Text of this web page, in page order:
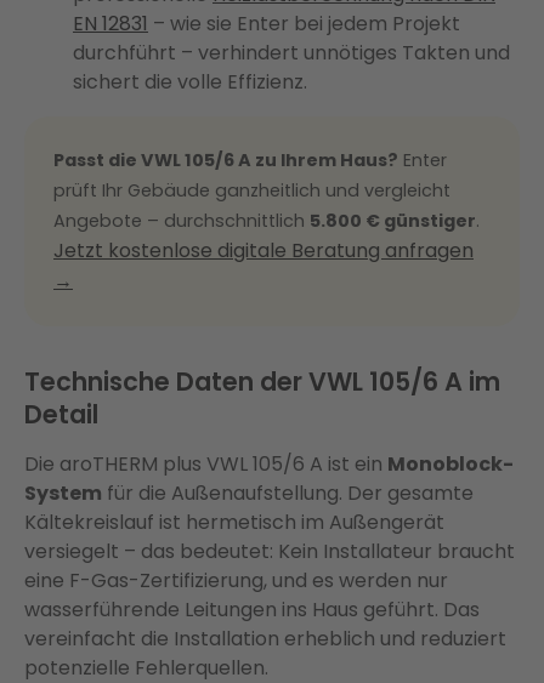
EN 12831 – wie sie Enter bei jedem Projekt
durchführt – verhindert unnötiges Takten und
sichert die volle Effizienz.
Passt die VWL 105/6 A zu Ihrem Haus? Enter
prüft Ihr Gebäude ganzheitlich und vergleicht
Angebote – durchschnittlich 5.800 € günstiger.
Jetzt kostenlose digitale Beratung anfragen
→
Technische Daten der VWL 105/6 A im
Detail
Die aroTHERM plus VWL 105/6 A ist ein Monoblock-
System für die Außenaufstellung. Der gesamte
Kältekreislauf ist hermetisch im Außengerät
versiegelt – das bedeutet: Kein Installateur braucht
eine F-Gas-Zertifizierung, und es werden nur
wasserführende Leitungen ins Haus geführt. Das
vereinfacht die Installation erheblich und reduziert
potenzielle Fehlerquellen.